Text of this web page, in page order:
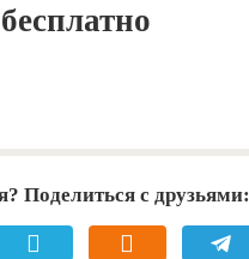
Поделиться с друзьями: